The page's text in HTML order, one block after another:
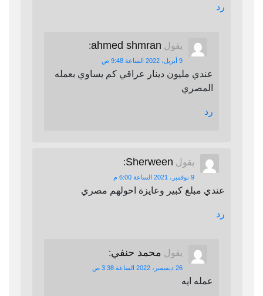
رد
يقول ahmed shmran
:
9 أبريل، 2022 الساعة 9:48 ص
عندي مليون دينار عراقي كم يساوي بعمله
المصري
رد
يقول Sherween
:
9 نوفمبر، 2021 الساعة 6:00 م
عندي مبلغ كبير وعايزة احولهم مصري
رد
يقول محمد حنفي:
26 ديسمبر، 2022 الساعة 3:38 ص
عمله ايه